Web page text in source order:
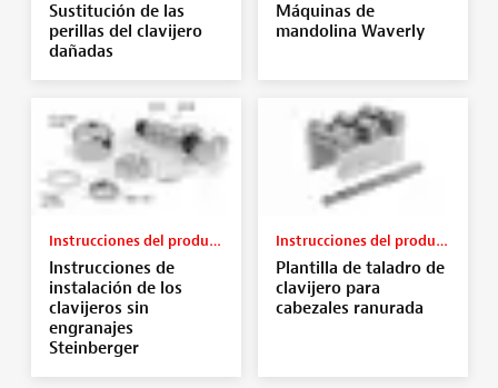
Sustitución de las
perillas del clavijero
dañadas
Máquinas de
mandolina Waverly
Instrucciones del producto
Instrucciones de
instalación de los
clavijeros sin
engranajes
Steinberger
Instrucciones del producto
Plantilla de taladro de
clavijero para
cabezales ranurada